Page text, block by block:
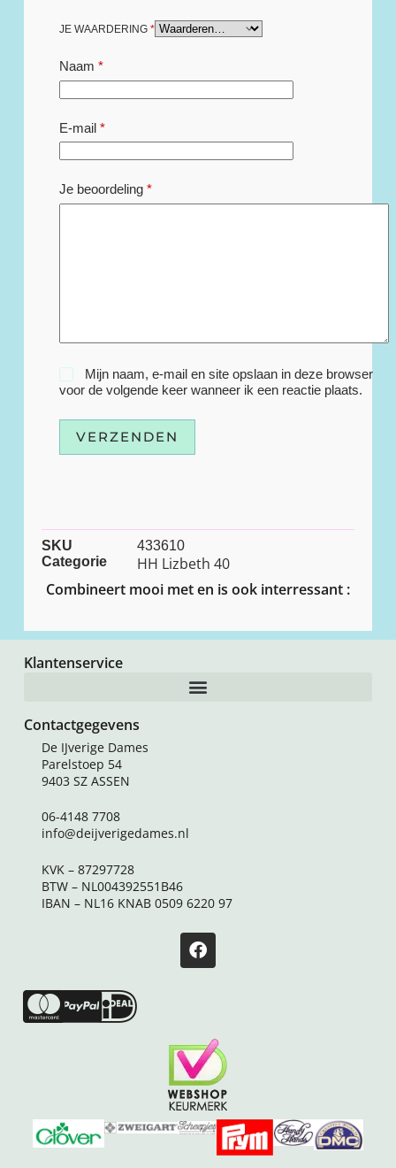
JE WAARDERING *
Naam *
E-mail*
Je beoordeling *
Mijn naam, e-mail en site opslaan in deze browser
voor de volgende keer wanneer ik een reactie plaats.
VERZENDEN
SKU
433610
Categorie
HH Lizbeth 40
Combineert mooi met en is ook interressant :
Klantenservice
Contactgegevens
De IJverige Dames
Parelstoep 54
9403 SZ ASSEN
06-4148 7708
info@deijverigedames.nl
KVK – 87297728
BTW – NL004392551B46
IBAN – NL16 KNAB 0509 6220 97